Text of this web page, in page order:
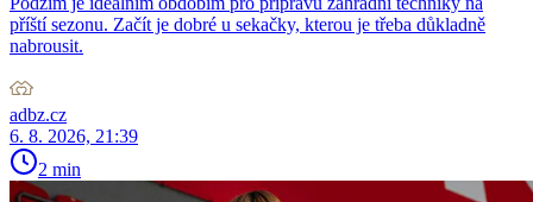
příští sezonu. Začít je dobré u sekačky, kterou je třeba důkladně
nabrousit.
adbz.cz
6. 8. 2026, 21:39
2 min